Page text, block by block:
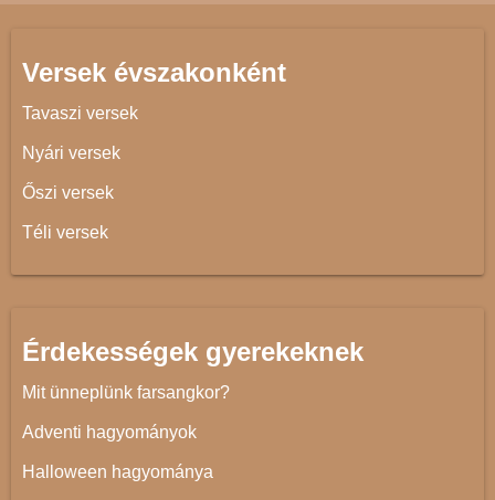
Versek évszakonként
Tavaszi versek
Nyári versek
Őszi versek
Téli versek
Érdekességek gyerekeknek
Mit ünneplünk farsangkor?
Adventi hagyományok
Halloween hagyománya